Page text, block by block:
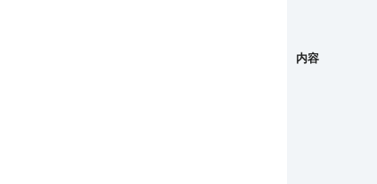
内容